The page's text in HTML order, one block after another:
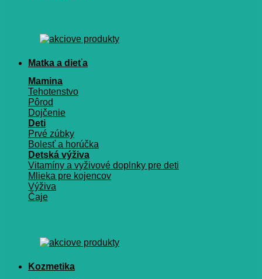
Matka a dieťa
Mamina
Tehotenstvo
Pôrod
Dojčenie
Deti
Prvé zúbky
Bolesť a horúčka
Detská výživa
Vitamíny a vyživové doplnky pre deti
Mlieka pre kojencov
Výživa
Čaje
Kozmetika